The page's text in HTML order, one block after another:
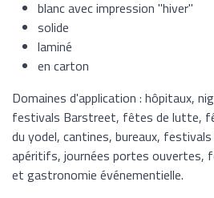
blanc avec impression "hiver"
solide
laminé
en carton
Domaines d'application : hôpitaux,
festivals Barstreet, fêtes de lutte,
du yodel, cantines, bureaux,
apéritifs, journées portes ouvertes,
et gastronomie événementielle.